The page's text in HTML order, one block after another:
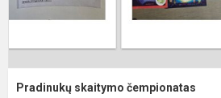
Pradinukų skaitymo čempionatas